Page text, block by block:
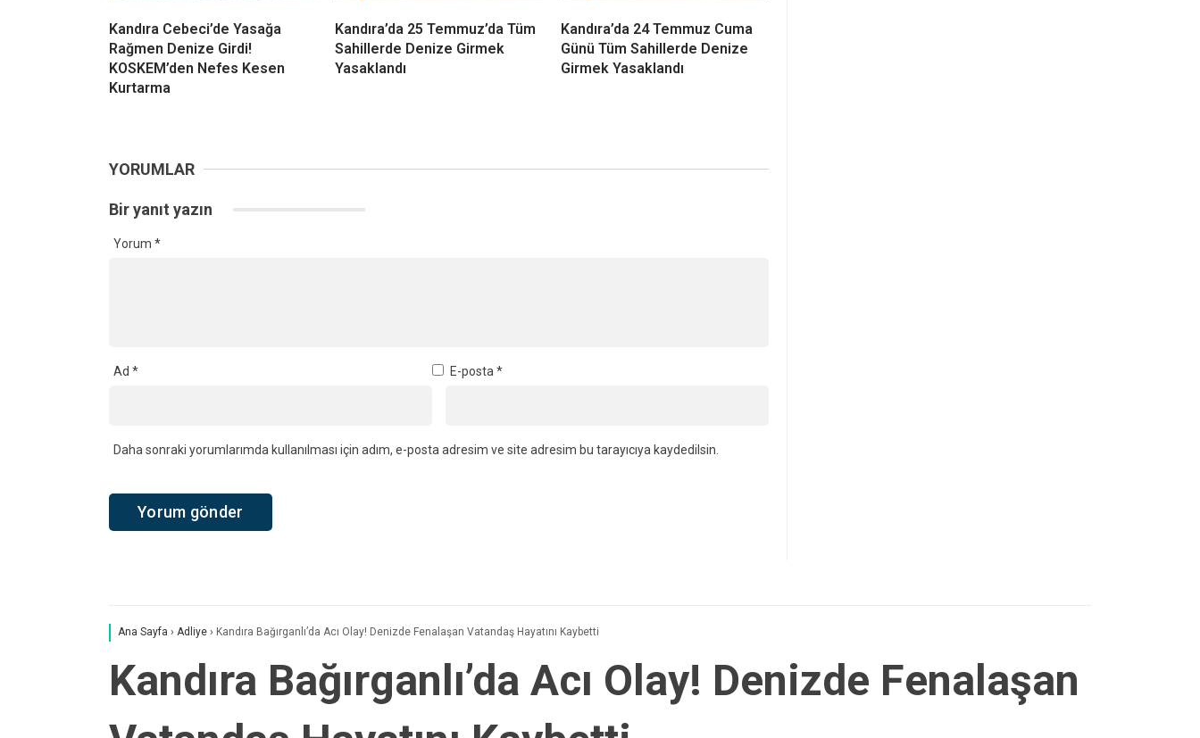
Kandıra’da Acı Olay! Evinin
bahçesinde Cansız Bedeni
Bulundu
Kandıra Bağırganlı’da Acı Olay!
Denizde Fenalaşan Vatandaş
Kandıra Sahillerinde Kaybolan
18 Çocuk Ailelerine Teslim
Bir yanıt yazın
Yorum*
Daha sonraki yorumlarımda kullanılması için adım, e-posta adresim ve site adresim bu tarayıcıya kaydedilsin.